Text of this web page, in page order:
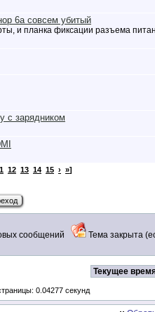
6а совсем убитый
и планка фиксации разъема
с зарядником
12 13 14 15 › »]
сообщений
Тема закрыта
Текущее
0.04277 секунд